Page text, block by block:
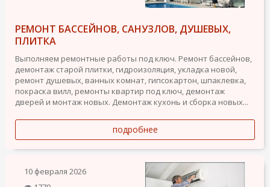
РЕМОНТ БАССЕЙНОВ, САНУЗЛОВ, ДУШЕВЫХ,
ПЛИТКА
Выполняем ремонтные работы под ключ. Ремонт бассейнов,
демонтаж старой плитки, гидроизоляция, укладка новой,
ремонт душевых, ванных комнат, гипсокартон, шпаклевка,
покраска вилл, ремонты квартир под ключ, демонтаж
дверей и монтаж новых. Демонтаж кухонь и сборка новых...
подробнее
10 февраля 2026